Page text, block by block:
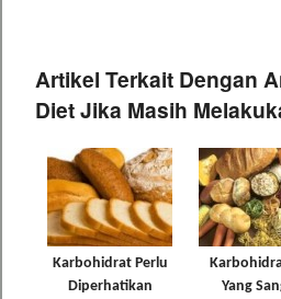
Artikel Terkait Dengan
Diet Jika Masih
Karbohidrat Perlu
Diperhatikan
Yang